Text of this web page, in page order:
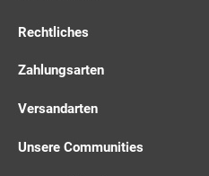
Rechtliches
Zahlungsarten
Versandarten
Unsere Communities